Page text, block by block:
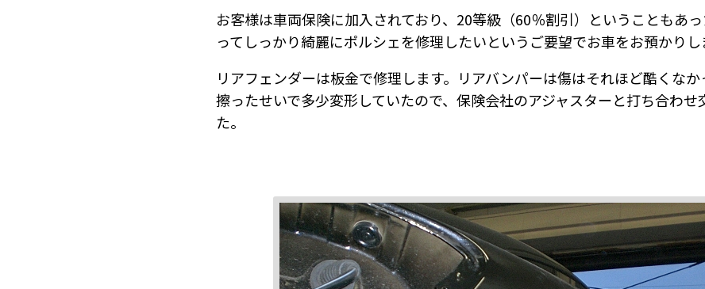
お客様は車両保険に加入されており、20等級（60％割引）ということもあ
ってしっかり綺麗にポルシェを修理したいというご要望でお車をお預かりし
リアフェンダーは板金で修理します。リアバンパーは傷はそれほど酷くな
擦ったせいで多少変形していたので、保険会社のアジャスターと打ち合わせ
た。